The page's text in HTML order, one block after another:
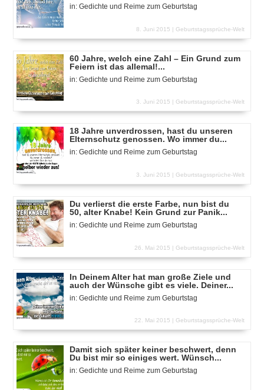
in: Gedichte und Reime zum Geburtstag
8. Juni 2015 | Geburtstagssprüche-Welt
60 Jahre, welch eine Zahl – Ein Grund zum
Feiern ist das allemal!...
in: Gedichte und Reime zum Geburtstag
3. Juni 2015 | Geburtstagssprüche-Welt
18 Jahre unverdrossen, hast du unseren
Elternschutz genossen. Wo immer du...
in: Gedichte und Reime zum Geburtstag
3. Juni 2015 | Geburtstagssprüche-Welt
Du verlierst die erste Farbe, nun bist du
50, alter Knabe! Kein Grund zur Panik...
in: Gedichte und Reime zum Geburtstag
26. Mai 2015 | Geburtstagssprüche-Welt
In Deinem Alter hat man große Ziele und
auch der Wünsche gibt es viele. Deiner...
in: Gedichte und Reime zum Geburtstag
22. Mai 2015 | Geburtstagssprüche-Welt
Damit sich später keiner beschwert, denn
Du bist mir so einiges wert. Wünsch...
in: Gedichte und Reime zum Geburtstag